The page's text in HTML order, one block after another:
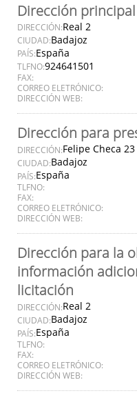
Dirección principal
DIRECCIÓN:Real 2
CIUDAD:Badajoz
PAÍS:España
TLFNO:924641501
FAX:
CORREO ELETRÓNICO:
DIRECCIÓN WEB:
Dirección para
DIRECCIÓN:Felipe Checa 23
CIUDAD:Badajoz
PAÍS:España
TLFNO:
FAX:
CORREO ELETRÓNICO:
DIRECCIÓN WEB:
Dirección para la
información
licitación
DIRECCIÓN:Real 2
CIUDAD:Badajoz
PAÍS:España
TLFNO:
FAX:
CORREO ELETRÓNICO:
DIRECCIÓN WEB: